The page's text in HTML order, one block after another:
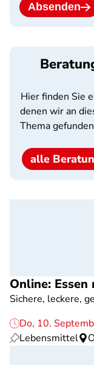
Absenden
Hier finden Sie
denen wir an
Thema
alle
Online: Essen
Sichere, leckere,
Do, 10.
Lebensmittel